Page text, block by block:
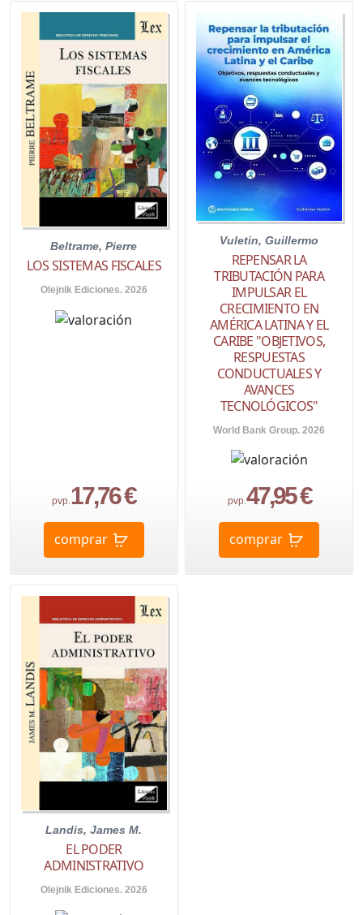
Beltrame, Pierre
LOS SISTEMAS FISCALES
Olejnik Ediciones. 2026
pvp.17,76 €
comprar
Vuletin, Guillermo
REPENSAR LA
TRIBUTACIÓN PARA
IMPULSAR EL
CRECIMIENTO EN
AMÉRICA LATINA Y EL
CARIBE "OBJETIVOS,
RESPUESTAS
CONDUCTUALES Y
AVANCES
TECNOLÓGICOS"
World Bank Group. 2026
pvp.47,95 €
comprar
Landis, James M.
EL PODER
ADMINISTRATIVO
Olejnik Ediciones. 2026